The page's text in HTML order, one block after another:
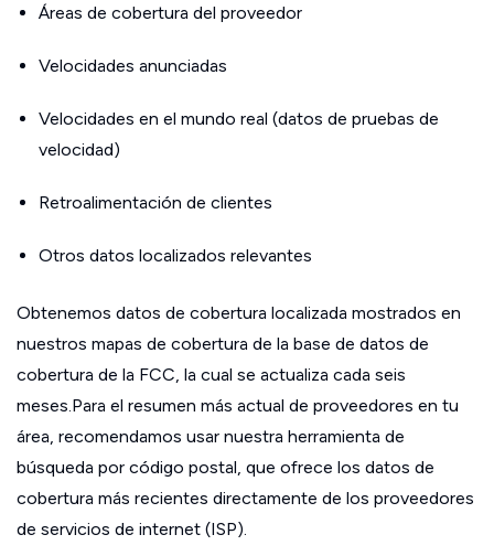
Áreas de cobertura del proveedor
Velocidades anunciadas
Velocidades en el mundo real (datos de pruebas de
velocidad)
Retroalimentación de clientes
Otros datos localizados relevantes
Obtenemos datos de cobertura localizada mostrados en
nuestros mapas de cobertura de la base de datos de
cobertura de la FCC, la cual se actualiza cada seis
meses.Para el resumen más actual de proveedores en tu
área, recomendamos usar nuestra herramienta de
búsqueda por código postal, que ofrece los datos de
cobertura más recientes directamente de los proveedores
de servicios de internet (ISP).